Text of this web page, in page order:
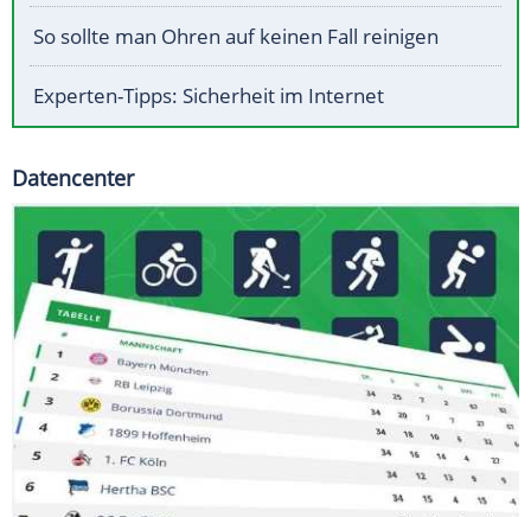
So sollte man Ohren auf keinen Fall reinigen
Experten-Tipps: Sicherheit im Internet
Datencenter